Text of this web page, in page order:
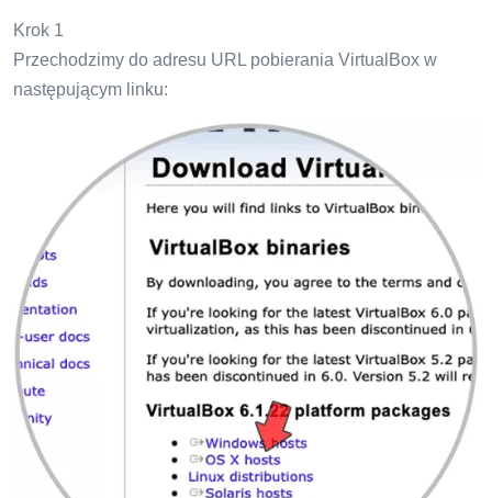
Krok 1
Przechodzimy do adresu URL pobierania VirtualBox w
następującym linku: